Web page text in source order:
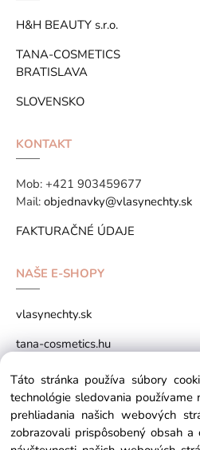
H&H BEAUTY s.r.o.
TANA-COSMETICS
BRATISLAVA
SLOVENSKO
KONTAKT
Mob: +421 903459677
Mail: objednavky@vlasynechty.sk
FAKTURAČNÉ ÚDAJE
NAŠE E-SHOPY
vlasynechty.sk
tana-cosmetics.hu
tana-cosmetics.sk
Copyright © 2026 vlasynechty.sk
Táto stránka používa súbory
technológie sledovania používame
prehliadania našich webových
zobrazovali prispôsobený obsah a